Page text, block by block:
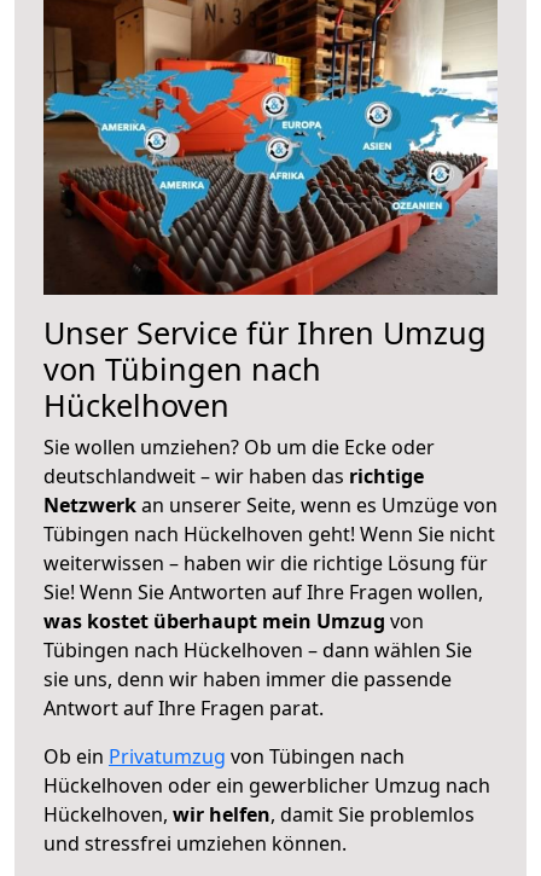
Unser Service für Ihren Umzug
von Tübingen nach
Hückelhoven
Sie wollen umziehen? Ob um die Ecke oder
deutschlandweit – wir haben das richtige
Netzwerkan unserer Seite, wenn es Umzüge von
Tübingen nach Hückelhoven geht! Wenn Sie nicht
weiterwissen – haben wir die richtige Lösung für
Sie! Wenn Sie Antworten auf Ihre Fragen wollen,
was kostet überhaupt mein Umzug von
Tübingen nach Hückelhoven – dann wählen Sie
sie uns, denn wir haben immer die passende
Antwort auf Ihre Fragen parat.
Ob ein Privatumzug von Tübingen nach
Hückelhoven oder ein gewerblicher Umzug nach
Hückelhoven, wir helfen, damit Sie problemlos
und stressfrei umziehen können.